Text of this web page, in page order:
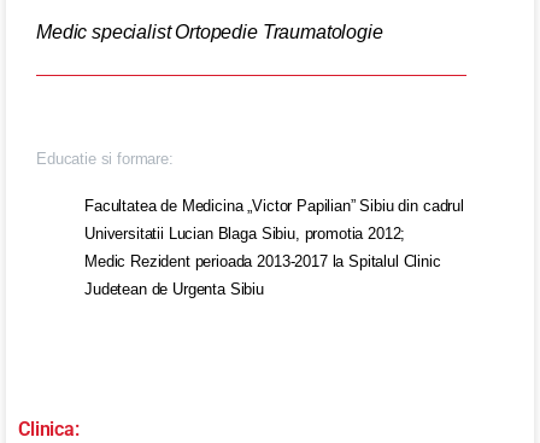
Medic specialist Ortopedie Traumatologie
Educatie si formare:
Facultatea de Medicina „Victor Papilian” Sibiu din cadrul
Universitatii Lucian Blaga Sibiu, promotia 2012;
Medic Rezident perioada 2013-2017 la Spitalul Clinic
Judetean de Urgenta Sibiu
Clinica: